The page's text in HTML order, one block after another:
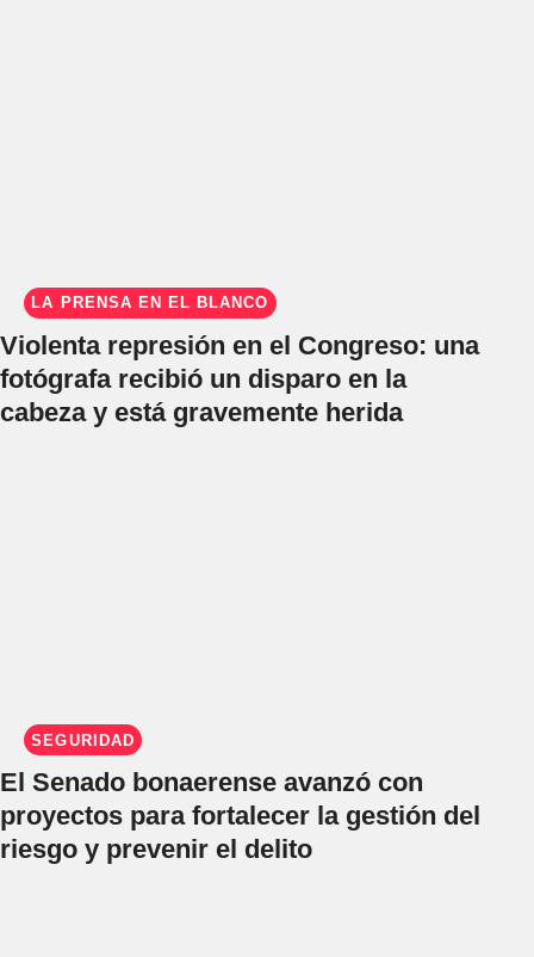
LA PRENSA EN EL BLANCO
Violenta represión en el Congreso: una
fotógrafa recibió un disparo en la
cabeza y está gravemente herida
SEGURIDAD
El Senado bonaerense avanzó con
proyectos para fortalecer la gestión del
riesgo y prevenir el delito